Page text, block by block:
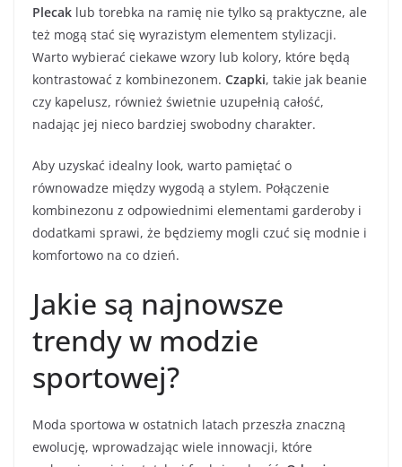
Plecak lub torebka na ramię nie tylko są praktyczne, ale
też mogą stać się wyrazistym elementem stylizacji.
Warto wybierać ciekawe wzory lub kolory, które będą
kontrastować z kombinezonem. Czapki, takie jak beanie
czy kapelusz, również świetnie uzupełnią całość,
nadając jej nieco bardziej swobodny charakter.
Aby uzyskać idealny look, warto pamiętać o
równowadze między wygodą a stylem. Połączenie
kombinezonu z odpowiednimi elementami garderoby i
dodatkami sprawi, że będziemy mogli czuć się modnie i
komfortowo na co dzień.
Jakie są najnowsze
trendy w modzie
sportowej?
Moda sportowa w ostatnich latach przeszła znaczną
ewolucję, wprowadzając wiele innowacji, które